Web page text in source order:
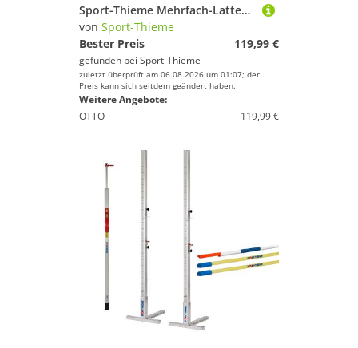
Sport-Thieme Mehrfach-Lattenhalter-Set "Colour"
von Sport-Thieme
Bester Preis
119,99 €
gefunden bei Sport-Thieme
zuletzt überprüft am 06.08.2026 um 01:07; der
Preis kann sich seitdem geändert haben.
Weitere Angebote:
OTTO
119,99 €